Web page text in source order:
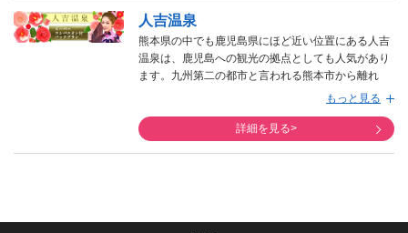
人吉温泉
熊本県の中でも鹿児島県にほど近い位置にある人吉
温泉は、鹿児島への観光の拠点としても人気があり
ます。九州第二の都市と言われる熊本市から離れ
て、くま川や山々に囲まれたのどかな光景が広がる
達のおもてなしは個性があり、​他温泉地プランと比
較して全国レベルでピンクコンパニオンプランのリ
もっと見る
詳細を見る>